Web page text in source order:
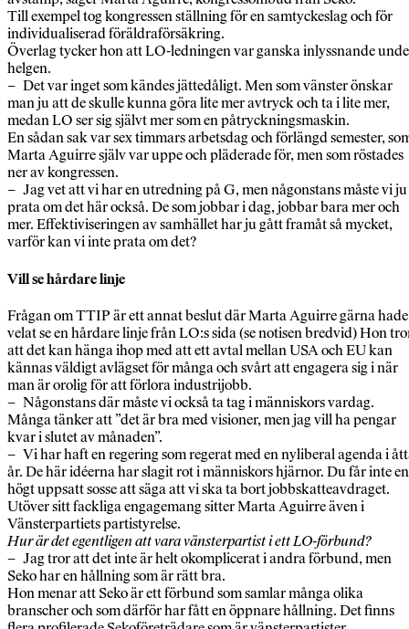
Till exempel tog kongressen ställning för en samtyckeslag och för
individualiserad föräldraförsäkring.
Överlag tycker hon att LO-ledningen var ganska inlyssnande
helgen.
– Det var inget som kändes jättedåligt. Men som vänster önskar
man ju att de skulle kunna göra lite mer avtryck och ta i lite mer,
medan LO ser sig självt mer som en påtryckningsmaskin.
En sådan sak var sex timmars arbetsdag och förlängd semester,
Marta Aguirre själv var uppe och pläderade för, men som röstades
ner av kongressen.
– Jag vet att vi har en utredning på G, men någonstans måste vi ju
prata om det här också. De som jobbar i dag, jobbar bara mer och
mer. Effektiviseringen av samhället har ju gått framåt så mycket,
varför kan vi inte prata om det?
Vill se hårdare linje
Frågan om TTIP är ett annat beslut där Marta Aguirre gärna hade
velat se en hårdare linje från LO:s sida (se notisen bredvid) Hon
att det kan hänga ihop med att ett avtal mellan USA och EU kan
kännas väldigt avlägset för många och svårt att engagera sig i när
man är orolig för att förlora industrijobb.
– Någonstans där måste vi också ta tag i människors vardag.
Många tänker att ”det är bra med visioner, men jag vill ha pengar
kvar i slutet av månaden”.
– Vi har haft en regering som regerat med en nyliberal agenda i
år. De här idéerna har slagit rot i människors hjärnor. Du får inte en
högt uppsatt sosse att säga att vi ska ta bort jobbskatteavdraget.
Utöver sitt fackliga engagemang sitter Marta Aguirre även i
Vänsterpartiets partistyrelse.
Hur är det egentligen att vara vänsterpartist i ett LO-förbund?
– Jag tror att det inte är helt okomplicerat i andra förbund, men
Seko har en hållning som är rätt bra.
Hon menar att Seko är ett förbund som samlar många olika
branscher och som därför har fått en öppnare hållning. Det finns